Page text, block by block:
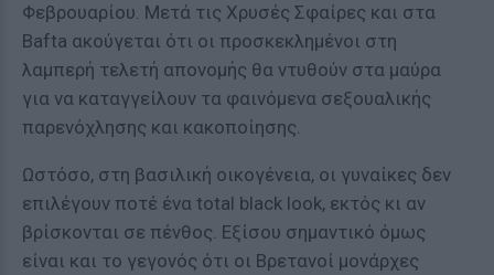
Φεβρουαρίου. Μετά τις Χρυσές Σφαίρες και στα
Bafta ακούγεται ότι οι προσκεκλημένοι στη
λαμπερή τελετή απονομής θα ντυθούν στα μαύρα
για να καταγγείλουν τα φαινόμενα σεξουαλικής
παρενόχλησης και κακοποίησης.
Ωστόσο, στη βασιλική οικογένεια, οι γυναίκες δεν
επιλέγουν ποτέ ένα total black look, εκτός κι αν
βρίσκονται σε πένθος. Εξίσου σημαντικό όμως
είναι και το γεγονός ότι οι Βρετανοί μονάρχες